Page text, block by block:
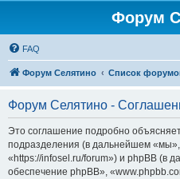
Форум
FAQ
Форум Селятино Список
Форум Селятино -
Это соглашение подробно
подразделения (в дальнейшем
«https://infosel.ru/forum») и phpBB (в
обеспечение phpBB»,